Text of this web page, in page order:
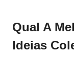
Qual A
Ideias